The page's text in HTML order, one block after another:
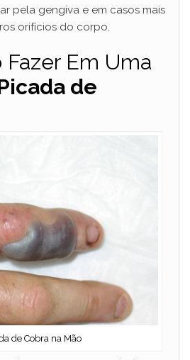
pela gengiva e em casos mais
orifícios do corpo.
Fazer Em Uma
de
de Cobra na Mão